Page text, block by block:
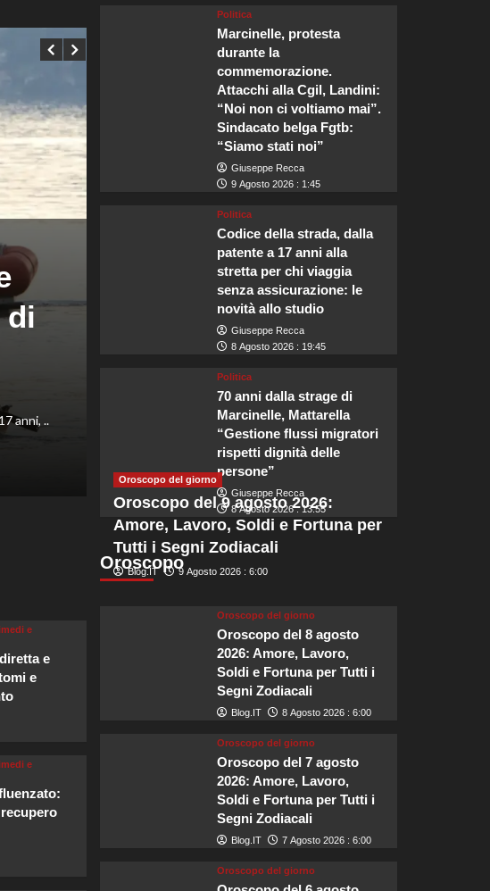
di
anni, ..
Perché Beaverbrook è la
matrimonio di Zendaya e
8 Agosto 2026 : 5:45
Scopri le Camere Romantiche di Beaverbrook Immerso nella
Beaverbrook
è
scelta
ideale
per
e
e
e
e
Politica
Marcinelle, protesta
durante la
commemorazione.
Attacchi alla Cgil, Landini:
“Noi non ci voltiamo mai”.
Sindacato belga Fgtb:
“Siamo stati noi”
Giuseppe Recca
9 Agosto 2026 : 1:45
Politica
Codice della strada, dalla
patente a 17 anni alla
stretta per chi viaggia
senza assicurazione: le
novità allo studio
Giuseppe Recca
8 Agosto 2026 : 19:45
Politica
70 anni dalla strage di
Marcinelle, Mattarella
“Gestione flussi migratori
rispetti dignità delle
persone”
Giuseppe Recca
8 Agosto 2026 : 13:55
Oroscopo
Oroscopo del giorno
Oroscopo del 9 agosto 2026:
Amore, Lavoro, Soldi e Fortuna per
Tutti i Segni Zodiacali
Blog.IT 9 Agosto 2026 : 6:00
Oroscopo del giorno
Oroscopo del 8 agosto
2026: Amore, Lavoro,
Soldi e Fortuna per Tutti i
Segni Zodiacali
Blog.IT 8 Agosto 2026 : 6:00
Oroscopo del giorno
Oroscopo del 7 agosto
2026: Amore, Lavoro,
Soldi e Fortuna per Tutti i
Segni Zodiacali
Blog.IT 7 Agosto 2026 : 6:00
Oroscopo del giorno